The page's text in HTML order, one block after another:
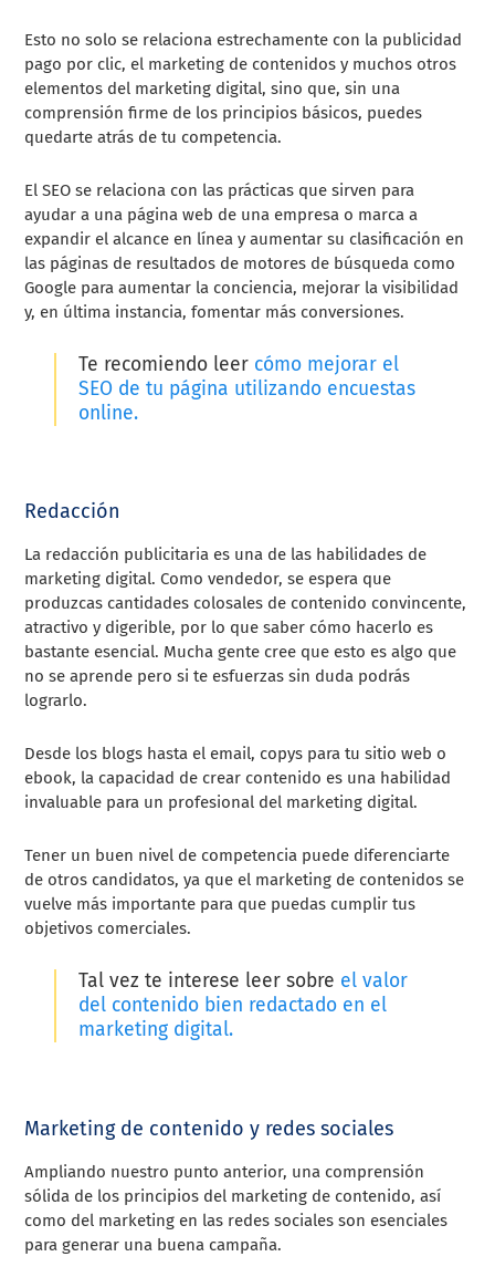
Esto no solo se relaciona estrechamente con la publicidad
pago por clic, el marketing de contenidos y muchos otros
elementos del marketing digital, sino que, sin una
comprensión firme de los principios básicos, puedes
quedarte atrás de tu competencia.
El SEO se relaciona con las prácticas que sirven para
ayudar a una página web de una empresa o marca a
expandir el alcance en línea y aumentar su clasificación en
las páginas de resultados de motores de búsqueda como
Google para aumentar la conciencia, mejorar la visibilidad
y, en última instancia, fomentar más conversiones.
Te recomiendo leer cómo mejorar el
SEO de tu página utilizando encuestas
online.
Redacción
La redacción publicitaria es una de las habilidades de
marketing digital. Como vendedor, se espera que
produzcas cantidades colosales de contenido convincente,
atractivo y digerible, por lo que saber cómo hacerlo es
bastante esencial. Mucha gente cree que esto es algo que
no se aprende pero si te esfuerzas sin duda podrás
lograrlo.
Desde los blogs hasta el email, copys para tu sitio web o
ebook, la capacidad de crear contenido es una habilidad
invaluable para un profesional del marketing digital.
Tener un buen nivel de competencia puede diferenciarte
de otros candidatos, ya que el marketing de contenidos se
vuelve más importante para que puedas cumplir tus
objetivos comerciales.
Tal vez te interese leer sobre el valor
del contenido bien redactado en el
marketing digital.
Marketing de contenido y redes sociales
Ampliando nuestro punto anterior, una comprensión
sólida de los principios del marketing de contenido, así
como del marketing en las redes sociales son esenciales
para generar una buena campaña.